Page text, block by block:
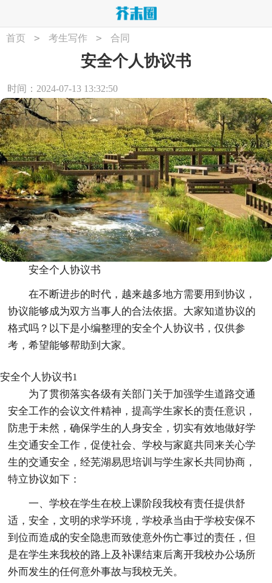
首页 > 考生写作 > 合同
安全个人协议书
时间：2024-07-13 13:32:50
安全个人协议书
在不断进步的时代，越来越多地方需要用到协议，
协议能够成为双方当事人的合法依据。大家知道协议的
格式吗？以下是小编整理的安全个人协议书，仅供参
考，希望能够帮助到大家。
安全个人协议书1
为了贯彻落实各级有关部门关于加强学生道路交通
安全工作的会议文件精神，提高学生家长的责任意识，
防患于未然，确保学生的人身安全，切实有效地做好学
生交通安全工作，促使社会、学校与家庭共同来关心学
生的交通安全，经芜湖易思培训与学生家长共同协商，
特立协议如下：
一、学校在学生在校上课阶段我校有责任提供舒
适，安全，文明的求学环境，学校承当由于学校安保不
到位而造成的安全隐患而致使意外伤亡事过的责任，但
是在学生来我校的路上及补课结束后离开我校办公场所
外而发生的任何意外事故与我校无关。